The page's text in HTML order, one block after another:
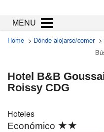
MENU
Home > Dónde alojarse/comer>
Hotel B&B
Roissy CDG
Hoteles
Económico ★★